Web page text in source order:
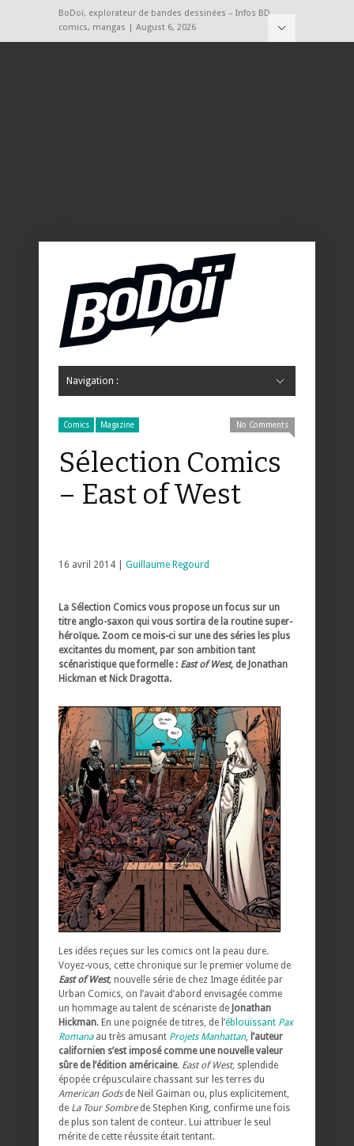
BoDoï, explorateur de bandes dessinées – Infos BD,
comics, mangas | August 6, 2026
Navigation :
Comics Magazine No Comments
Sélection Comics
– East of West
16 avril 2014 | Guillaume Regourd
La Sélection Comics vous propose un focus sur un
titre anglo-saxon qui vous sortira de la routine super-
héroïque. Zoom ce mois-ci sur une des séries les plus
excitantes du moment, par son ambition tant
scénaristique que formelle : East of West, de Jonathan
Hickman et Nick Dragotta.
Les idées reçues sur les comics ont la peau dure.
Voyez-vous, cette chronique sur le premier volume de
East of West, nouvelle série de chez Image éditée par
Urban Comics, on l’avait d’abord envisagée comme
un hommage au talent de scénariste de Jonathan
Hickman. En une poignée de titres, de l’éblouissant Pax
Romanaau très amusant Projets Manhattan, l’auteur
californien s’est imposé comme une nouvelle valeur
sûre de l’édition américaine. East of West, splendide
épopée crépusculaire chassant sur les terres du
American Godsde Neil Gaiman ou, plus explicitement,
de La Tour Sombrede Stephen King, confirme une fois
de plus son talent de conteur. Lui attribuer le seul
mérite de cette réussite était tentant.